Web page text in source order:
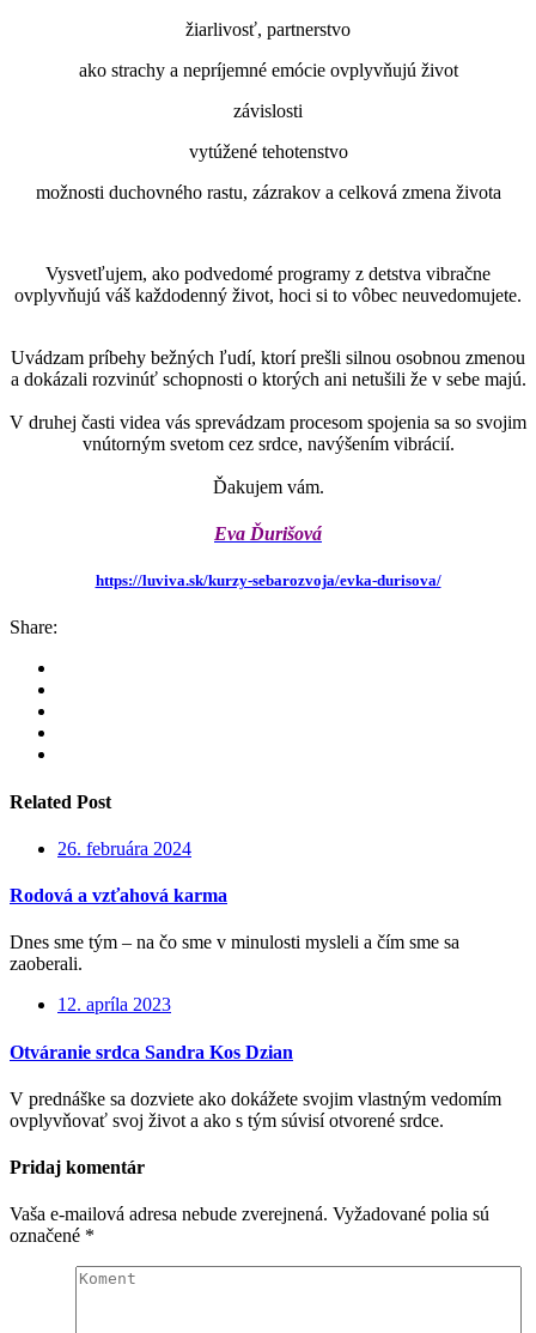
žiarlivosť, partnerstvo
ako strachy a nepríjemné emócie ovplyvňujú život
závislosti
vytúžené tehotenstvo
možnosti duchovného rastu, zázrakov a celková zmena života
Vysvetľujem, ako podvedomé programy z detstva vibračne
ovplyvňujú váš každodenný život, hoci si to vôbec neuvedomujete.
Uvádzam príbehy bežných ľudí, ktorí prešli silnou osobnou zmenou
a dokázali rozvinúť schopnosti o ktorých ani netušili že v sebe majú.
V druhej časti videa vás sprevádzam procesom spojenia sa so svojim
vnútorným svetom cez srdce, navýšením vibrácií.
Ďakujem vám.
Eva Ďurišová
https://luviva.sk/kurzy-sebarozvoja/evka-durisova/
Share:
Related Post
26. februára 2024
Rodová a vzťahová karma
Dnes sme tým – na čo sme v minulosti mysleli a čím sme sa
zaoberali.
12. apríla 2023
Otváranie srdca Sandra Kos Dzian
V prednáške sa dozviete ako dokážete svojim vlastným vedomím
ovplyvňovať svoj život a ako s tým súvisí otvorené srdce.
Pridaj komentár
Vaša e-mailová adresa nebude zverejnená. Vyžadované polia sú
označené *